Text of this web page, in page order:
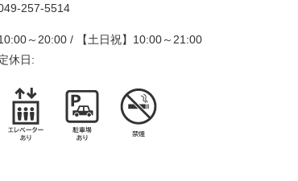
257-5514
～20:00 / 【土日祝】10:00～21:00
休日: